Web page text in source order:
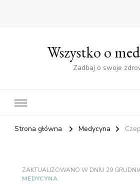
Wszystko o
Zadbaj o swoje
Strona główna Medycyna
ZAKTUALIZOWANO W DNIU 29
MEDYCYNA